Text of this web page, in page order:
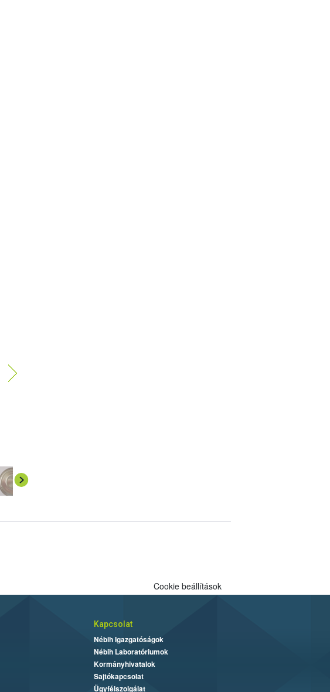
Cookie beállítások
Kapcsolat
Nébih Igazgatóságok
Nébih Laboratóriumok
Kormányhivatalok
Sajtókapcsolat
Ügyfélszolgálat